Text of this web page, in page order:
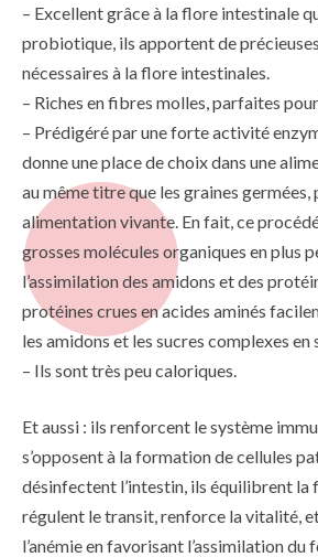
– Excellent grâce à la flore intestinale
probiotique, ils apportent de
nécessaires à la flore intestinales.
– Riches en fibres molles, parfaites
– Prédigéré par une forte activité
donne une place de choix dans une
au même titre que les graines germées,
alimentation vivante. En fait, ce
grosses molécules organiques en plus
l’assimilation des amidons et des
protéines crues en acides aminés
les amidons et les sucres complexes en
– Ils sont très peu caloriques.
Et aussi : ils renforcent le système
s’opposent à la formation de cellules
désinfectent l’intestin, ils équilibrent la
régulent le transit, renforce la vitalité,
l’anémie en favorisant l’assimilation du